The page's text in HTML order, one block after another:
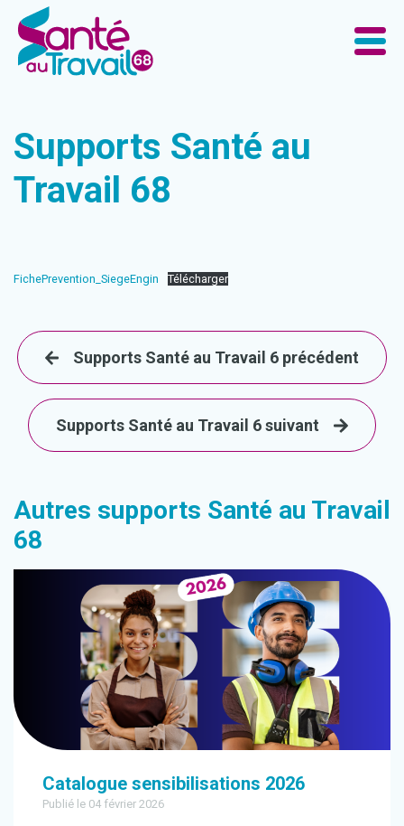
Supports Santé au
Travail 68
FichePrevention_SiegeEngin Télécharger
Supports Santé au Travail 6 précédent
Supports Santé au Travail 6 suivant
Autres supports Santé au Travail
68
Catalogue sensibilisations 2026
Publié le 04 février 2026